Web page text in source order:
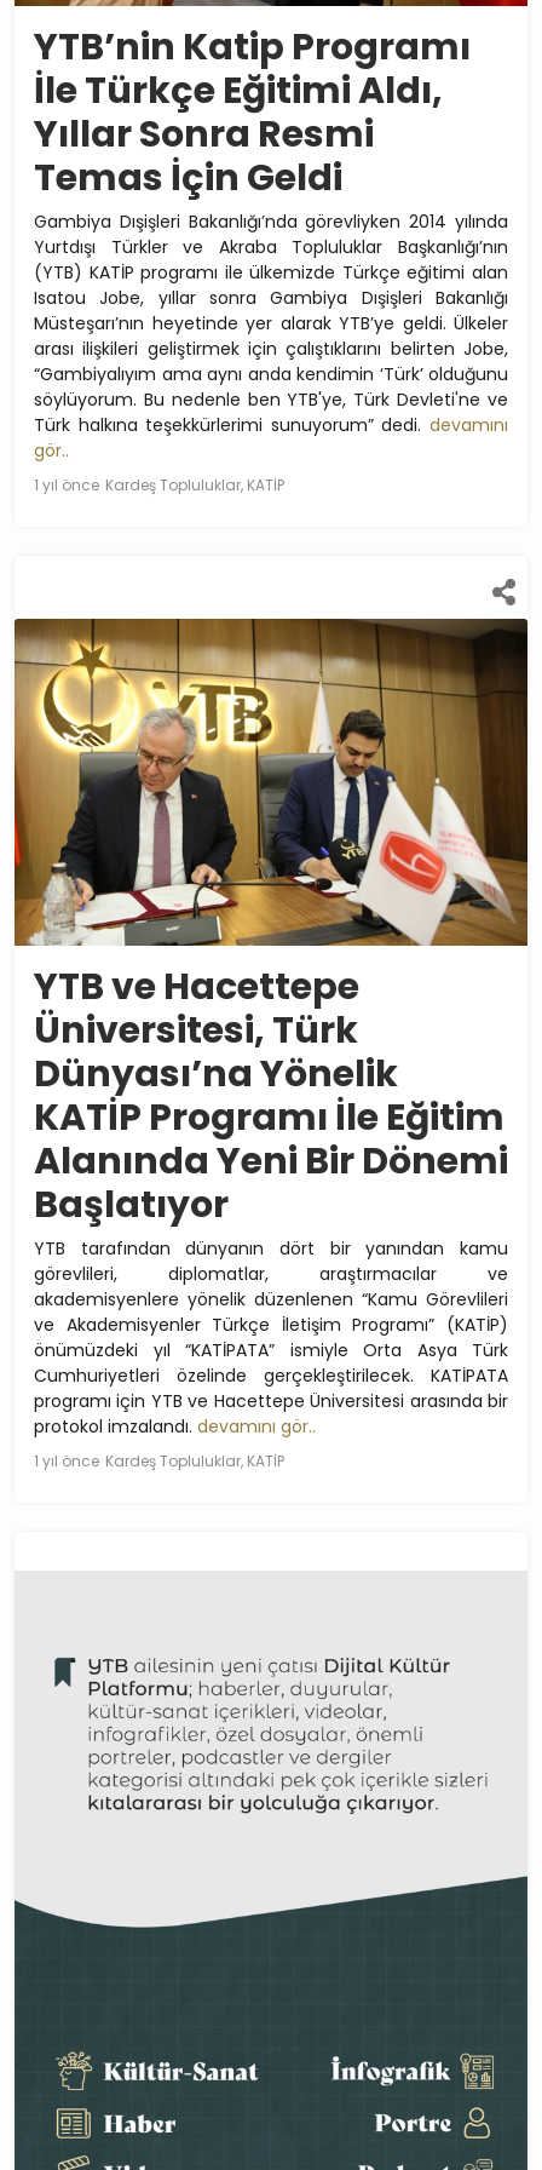
YTB’nin Katip Programı
İle Türkçe Eğitimi Aldı,
Yıllar Sonra Resmi
Temas İçin Geldi
Gambiya Dışişleri Bakanlığı’nda görevliyken 2014 yılında
Yurtdışı Türkler ve Akraba Topluluklar Başkanlığı’nın
(YTB) KATİP programı ile ülkemizde Türkçe eğitimi alan
Isatou Jobe, yıllar sonra Gambiya Dışişleri Bakanlığı
Müsteşarı’nın heyetinde yer alarak YTB’ye geldi. Ülkeler
arası ilişkileri geliştirmek için çalıştıklarını belirten Jobe,
“Gambiyalıyım ama aynı anda kendimin ‘Türk’ olduğunu
söylüyorum. Bu nedenle ben YTB'ye, Türk Devleti'ne ve
Türk halkına teşekkürlerimi sunuyorum” dedi. devamını
gör..
1 yıl önce Kardeş Topluluklar, KATİP
YTB ve Hacettepe
Üniversitesi, Türk
Dünyası’na Yönelik
KATİP Programı İle Eğitim
Alanında Yeni Bir Dönemi
Başlatıyor
YTB tarafından dünyanın dört bir yanından kamu
görevlileri, diplomatlar, araştırmacılar ve
akademisyenlere yönelik düzenlenen “Kamu Görevlileri
ve Akademisyenler Türkçe İletişim Programı” (KATİP)
önümüzdeki yıl “KATİPATA” ismiyle Orta Asya Türk
Cumhuriyetleri özelinde gerçekleştirilecek. KATİPATA
programı için YTB ve Hacettepe Üniversitesi arasında bir
protokol imzalandı. devamını gör..
1 yıl önce Kardeş Topluluklar, KATİP